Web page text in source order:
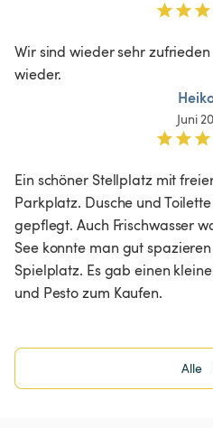
Wir sind wieder sehr
wieder.
Juni
Ein schöner Stellplatz mit
Parkplatz. Dusche und
gepflegt. Auch Frischwasser
See konnte man gut
Spielplatz. Es gab einen
und Pesto zum Kaufen.
Alle